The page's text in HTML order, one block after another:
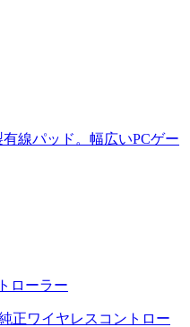
線パッド。幅広いPCゲー
ローラー
正ワイヤレスコントロー